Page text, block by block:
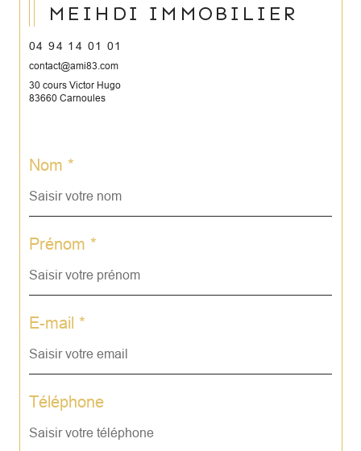
MEIHDI IMMOBILIER
04 94 14 01 01
contact@ami83.com
30 cours Victor Hugo
83660 Carnoules
Nom *
Prénom *
E-mail *
Téléphone